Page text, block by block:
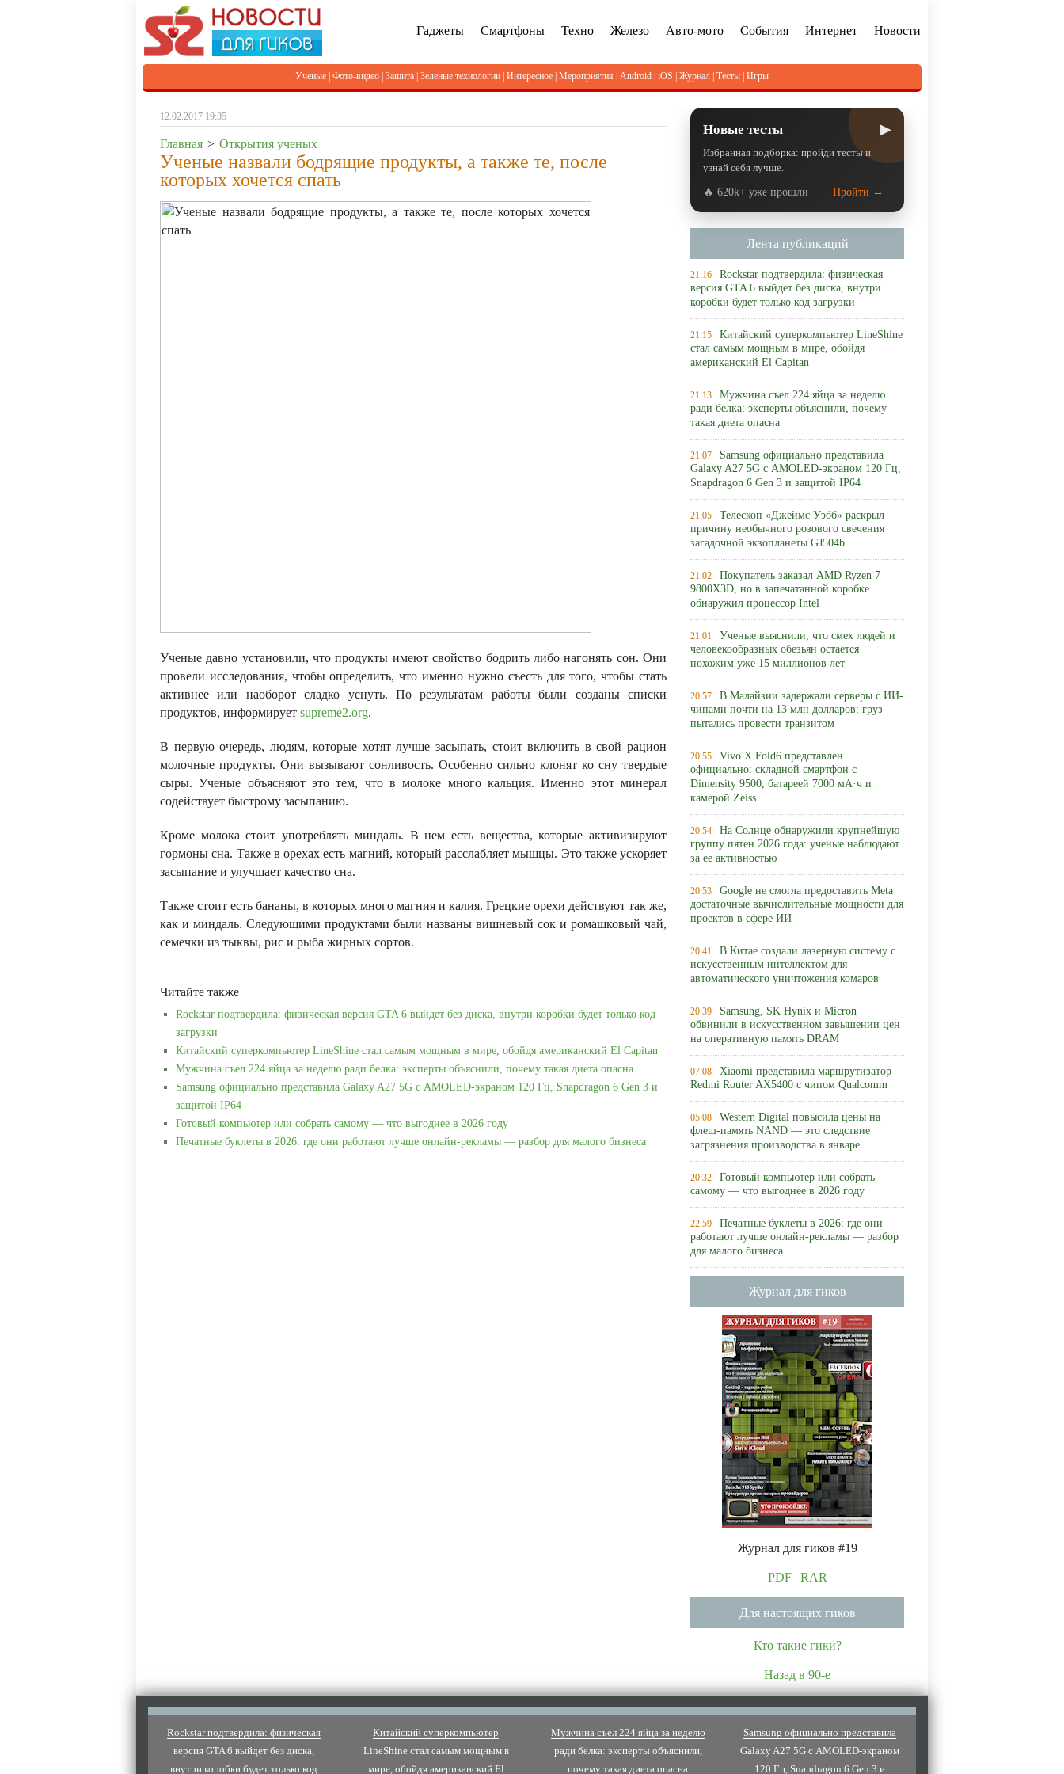
Гаджеты Смартфоны Техно Железо Авто-мото События Интернет Новости
Ученые Фото-видео Защита Зеленые технологии Интересное Мероприятия Android iOS Журнал Тесты Игры
12.02.2017 19:35
Главная > Открытия ученых
Ученые назвали бодрящие продукты, а также те, после
которых хочется спать
Ученые давно установили, что продукты имеют свойство бодрить либо нагонять сон. Они
провели исследования, чтобы определить, что именно нужно съесть для того, чтобы стать
активнее или наоборот сладко уснуть. По результатам работы были созданы списки
продуктов, информирует supreme2.org.
В первую очередь, людям, которые хотят лучше засыпать, стоит включить в свой рацион
молочные продукты. Они вызывают сонливость. Особенно сильно клонят ко сну твердые
сыры. Ученые объясняют это тем, что в молоке много кальция. Именно этот минерал
содействует быстрому засыпанию.
Кроме молока стоит употреблять миндаль. В нем есть вещества, которые активизируют
гормоны сна. Также в орехах есть магний, который расслабляет мышцы. Это также ускоряет
засыпание и улучшает качество сна.
Также стоит есть бананы, в которых много магния и калия. Грецкие орехи действуют так же,
как и миндаль. Следующими продуктами были названы вишневый сок и ромашковый чай,
семечки из тыквы, рис и рыба жирных сортов.
Читайте также
Rockstar подтвердила: физическая версия GTA 6 выйдет без диска, внутри коробки будет только код
загрузки
Китайский суперкомпьютер LineShine стал самым мощным в мире, обойдя американский El Capitan
Мужчина съел 224 яйца за неделю ради белка: эксперты объяснили, почему такая диета опасна
Samsung официально представила Galaxy A27 5G с AMOLED-экраном 120 Гц, Snapdragon 6 Gen 3 и
защитой IP64
Готовый компьютер или собрать самому — что выгоднее в 2026 году
Печатные буклеты в 2026: где они работают лучше онлайн-рекламы — разбор для малого бизнеса
Новые тесты ▶
Избранная подборка: пройди тесты и
узнай себя лучше.
🔥 620k+ уже прошли Пройти →
Лента публикаций
21:16 Rockstar подтвердила: физическая
версия GTA 6 выйдет без диска, внутри
коробки будет только код загрузки
21:15 Китайский суперкомпьютер LineShine
стал самым мощным в мире, обойдя
американский El Capitan
21:13 Мужчина съел 224 яйца за неделю
ради белка: эксперты объяснили, почему
такая диета опасна
21:07 Samsung официально представила
Galaxy A27 5G с AMOLED-экраном 120 Гц,
Snapdragon 6 Gen 3 и защитой IP64
21:05 Телескоп «Джеймс Уэбб» раскрыл
причину необычного розового свечения
загадочной экзопланеты GJ504b
21:02 Покупатель заказал AMD Ryzen 7
9800X3D, но в запечатанной коробке
обнаружил процессор Intel
21:01 Ученые выяснили, что смех людей и
человекообразных обезьян остается
похожим уже 15 миллионов лет
20:57 В Малайзии задержали серверы с ИИ-
чипами почти на 13 млн долларов: груз
пытались провести транзитом
20:55 Vivo X Fold6 представлен
официально: складной смартфон с
Dimensity 9500, батареей 7000 мА·ч и
камерой Zeiss
20:54 На Солнце обнаружили крупнейшую
группу пятен 2026 года: ученые наблюдают
за ее активностью
20:53 Google не смогла предоставить Meta
достаточные вычислительные мощности для
проектов в сфере ИИ
20:41 В Китае создали лазерную систему с
искусственным интеллектом для
автоматического уничтожения комаров
20:39 Samsung, SK Hynix и Micron
обвинили в искусственном завышении цен
на оперативную память DRAM
07:08 Xiaomi представила маршрутизатор
Redmi Router AX5400 с чипом Qualcomm
05:08 Western Digital повысила цены на
флеш-память NAND — это следствие
загрязнения производства в январе
20:32 Готовый компьютер или собрать
самому — что выгоднее в 2026 году
22:59 Печатные буклеты в 2026: где они
работают лучше онлайн-рекламы — разбор
для малого бизнеса
Журнал для гиков
Журнал для гиков #19
PDF| RAR
Для настоящих гиков
Кто такие гики?
Назад в 90-е
Rockstar подтвердила: физическая
версия GTA 6 выйдет без диска,
внутри коробки будет только код
Китайский суперкомпьютер
LineShine стал самым мощным в
мире, обойдя американский El
Мужчина съел 224 яйца за неделю
ради белка: эксперты объяснили,
почему такая диета опасна
Samsung официально представила
Galaxy A27 5G с AMOLED-экраном
120 Гц, Snapdragon 6 Gen 3 и